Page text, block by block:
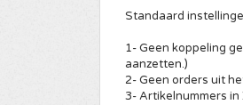
Standaard
1- Geen koppeling
aanzetten.)
2- Geen orders uit
3- Artikelnummers in